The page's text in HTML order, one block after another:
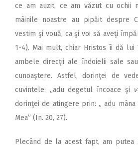
ce am auzit, ce am văzut cu ochii
mâinile noastre au pipăit despre
vestim şi vouă, ca şi voi să aveţi
1-4). Mai mult, chiar Hristos îi dă lui
ambele direcţii ale îndoielii sale
cunoaştere. Astfel, dorinţei de
cuvintele: „adu degetul încoace şi
dorinţei de atingere prin: „ adu mâna
Mea” (In. 20, 27).
Plecând de la acest fapt, am putea